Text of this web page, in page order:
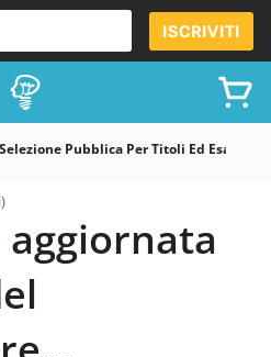
ISCRIVITI
Pubblica Per Titoli Ed Esami